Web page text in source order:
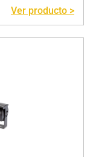
Ver producto >